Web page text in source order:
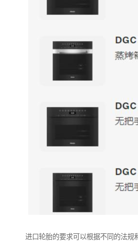
进口轮胎的要求可以根据不同的法规